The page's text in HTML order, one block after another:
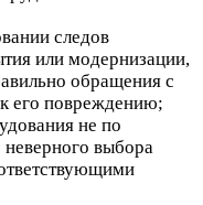
следов
или модернизации,
обращения с
его повреждению;
не по
неверного выбора